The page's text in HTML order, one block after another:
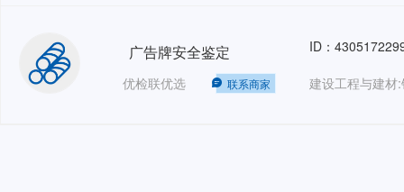
广告牌安全鉴定
优检联优选 联系商家
ID：
建设工程与建材